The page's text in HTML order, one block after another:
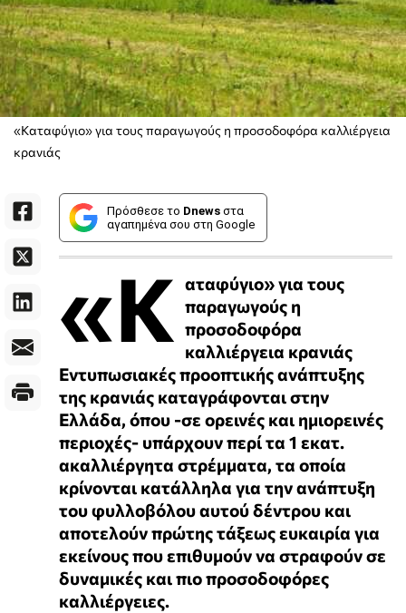
«Καταφύγιο» για τους παραγωγούς η προσοδοφόρα καλλιέργεια
κρανιάς
Πρόσθεσε το Dnews στα
αγαπημένα σου στη Google
«Κ αταφύγιο» για τους
παραγωγούς η
προσοδοφόρα
καλλιέργεια κρανιάς
Εντυπωσιακές προοπτικής ανάπτυξης
της κρανιάς καταγράφονται στην
Ελλάδα, όπου -σε ορεινές και ημιορεινές
περιοχές- υπάρχουν περί τα 1 εκατ.
ακαλλιέργητα στρέμματα, τα οποία
κρίνονται κατάλληλα για την ανάπτυξη
του φυλλοβόλου αυτού δέντρου και
αποτελούν πρώτης τάξεως ευκαιρία για
εκείνους που επιθυμούν να στραφούν σε
δυναμικές και πιο προσοδοφόρες
καλλιέργειες.